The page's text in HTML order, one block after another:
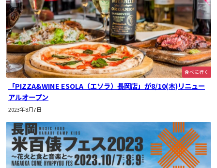
食べに行く
「PIZZA&WINE ESOLA（エソラ）長岡店」が8/10(木)リニュー
アルオープン
2023年8月7日